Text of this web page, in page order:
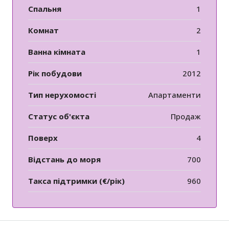
Спальня 1
Комнат 2
Ванна кімната 1
Рік побудови 2012
Тип нерухомості Апартаменти
Статус об'єкта Продаж
Поверх 4
Відстань до моря 700
Такса підтримки (€/рік) 960